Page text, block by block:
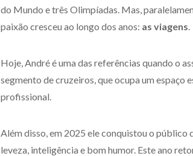
do Mundo e três Olimpíadas. Mas,
paixão cresceu ao longo dos anos: as viagens.
Hoje, André é uma das referências quando o
segmento de cruzeiros, que ocupa um espaço
profissional.
Além disso, em 2025 ele conquistou o
leveza, inteligência e bom humor. Este ano